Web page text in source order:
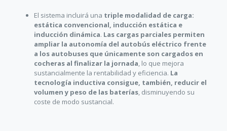
El sistema incluirá una triple modalidad de carga:
estática convencional, inducción estática e
inducción dinámica. Las cargas parciales permiten
ampliar la autonomía del autobús eléctrico frente
a los autobuses que únicamente son cargados en
cocheras al finalizar la jornada, lo que mejora
sustancialmente la rentabilidad y eficiencia. La
tecnología inductiva consigue, también, reducir el
volumen y peso de las baterías, disminuyendo su
coste de modo sustancial.